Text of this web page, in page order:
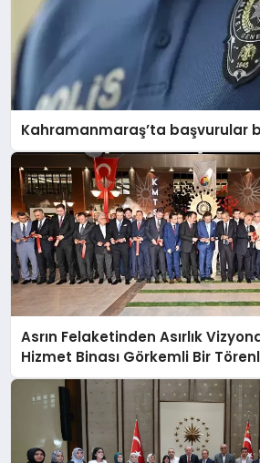
Kahramanmaraş’ta başvurular
Asrın Felaketinden Asırlık
Hizmet Binası Görkemli Bir